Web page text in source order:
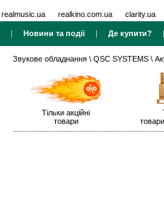
realmusic.ua realkino.com.ua clarity.ua
| Новини та події| Де купити?
Звукове обладнання \ QSC SYSTEMS \
Тільки акційні
товари